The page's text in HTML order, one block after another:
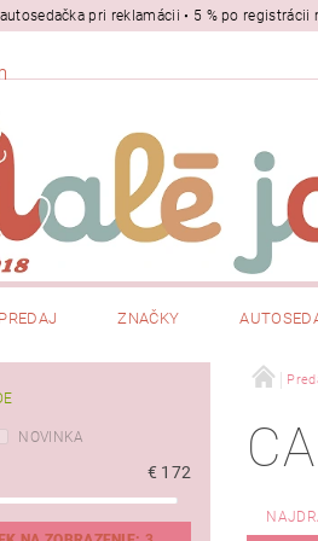
pri reklamácii • 5 % po
ZNAČKY
NOVINKA
€ 172